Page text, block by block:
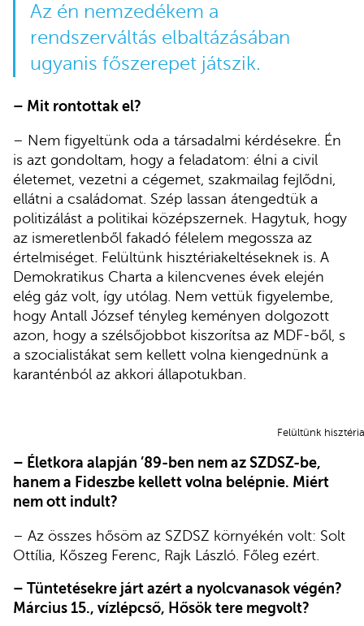
Az én nemzedékem a
rendszerváltás elbaltázásában
ugyanis főszerepet játszik.
– Mit rontottak el?
– Nem figyeltünk oda a társadalmi kérdésekre. Én
is azt gondoltam, hogy a feladatom: élni a civil
életemet, vezetni a cégemet, szakmailag fejlődni,
ellátni a családomat. Szép lassan átengedtük a
politizálást a politikai középszernek. Hagytuk, hogy
az ismeretlenből fakadó félelem megossza az
értelmiséget. Felültünk hisztériakeltéseknek is. A
Demokratikus Charta a kilencvenes évek elején
elég gáz volt, így utólag. Nem vettük figyelembe,
hogy Antall József tényleg keményen dolgozott
azon, hogy a szélsőjobbot kiszorítsa az MDF-ből, s
a szocialistákat sem kellett volna kiengednünk a
karanténból az akkori állapotukban.
Felültünk
– Életkora alapján ’89-ben nem az SZDSZ-be,
hanem a Fideszbe kellett volna belépnie. Miért
nem ott indult?
– Az összes hősöm az SZDSZ környékén volt: Solt
Ottília, Kőszeg Ferenc, Rajk László. Főleg ezért.
– Tüntetésekre járt azért a nyolcvanasok végén?
Március 15., vízlépcső, Hősök tere megvolt?